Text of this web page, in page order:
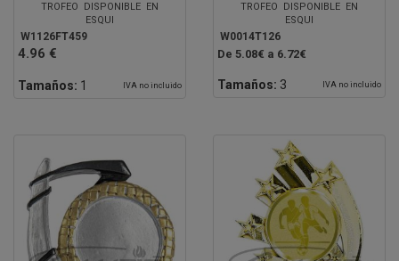
TROFEO DISPONIBLE EN
ESQUI
W1126FT459
4.96 €
Tamaños: 1 IVA no incluido
TROFEO DISPONIBLE EN
ESQUI
W0014T126
De 5.08€ a 6.72€
Tamaños: 3 IVA no incluido